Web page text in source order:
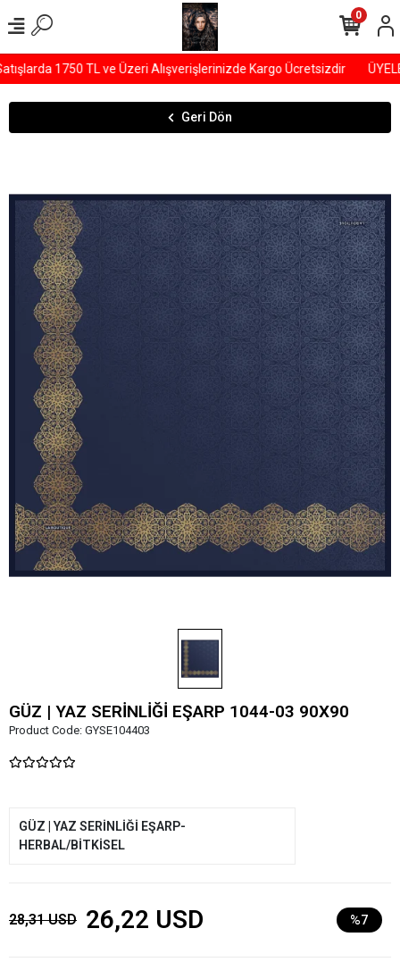
1750 TL ve Üzeri Alışverişlerinizde Kargo Ücretsizdir
0
Geri Dön
GÜZ | YAZ SERİNLİĞİ EŞARP 1044-03 90X90
Product Code: GYSE104403
GÜZ | YAZ SERİNLİĞİ EŞARP-
HERBAL/BİTKİSEL
28,31 USD 26,22 USD %7